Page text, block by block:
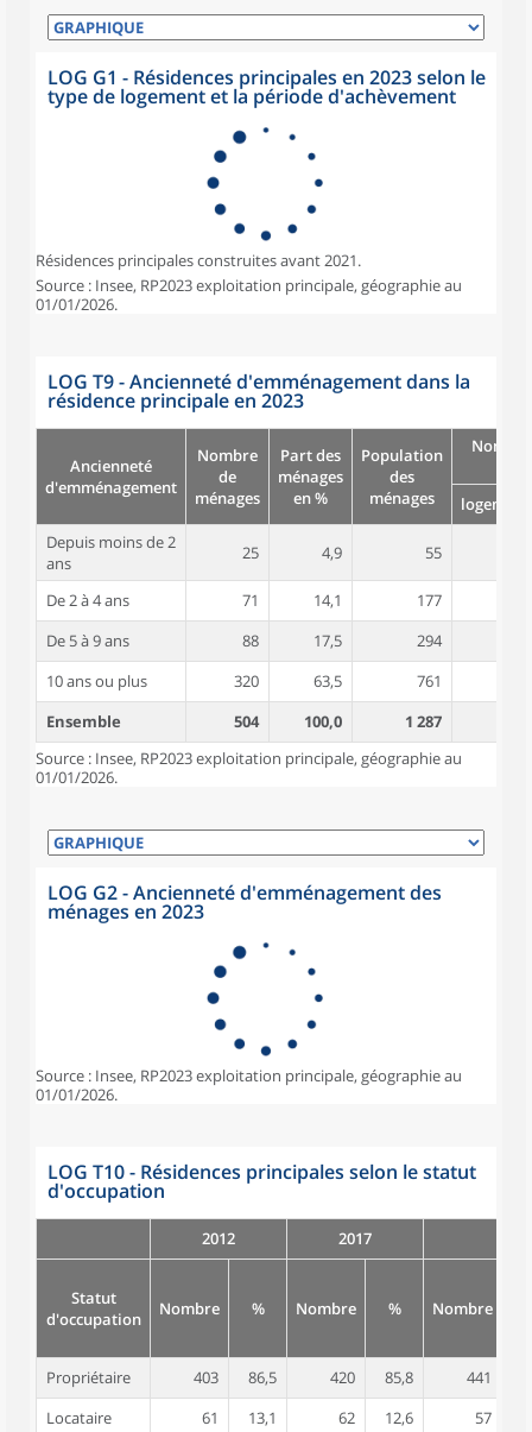
LOG G1 - Résidences principales en 2023 selon le
type de logement et la période d'achèvement
Résidences principales construites avant 2021.
Source : Insee, RP2023 exploitation principale, géographie au
01/01/2026.
LOG T9 - Ancienneté d'emménagement dans la
résidence principale en 2023
Ancienneté
d'emménagement
Nombre
de
ménages
Part des
ménages
en %
Population
des
ménages
logement
Depuis moins de 2
ans
25 4,9 55
De 2 à 4 ans 71 14,1 177
De 5 à 9 ans
88 17,5 294
10 ans ou plus
320 63,5 761
Ensemble
504 100,0 1 287
Source : Insee, RP2023 exploitation principale, géographie au
01/01/2026.
LOG G2 - Ancienneté d'emménagement des
ménages en 2023
Source : Insee, RP2023 exploitation principale, géographie au
01/01/2026.
LOG T10 - Résidences principales selon le statut
d'occupation
2012 2017
Statut
d'occupation
Nombre % Nombre % Nombre
Propriétaire 403 86,5 420 85,8 441
Locataire
61 13,1 62 12,6 57